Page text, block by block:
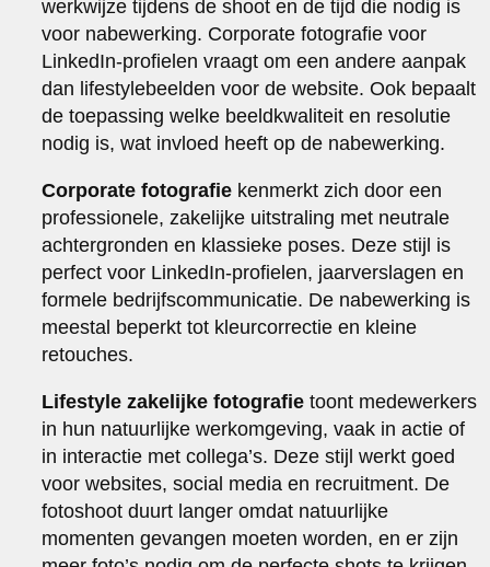
werkwijze tijdens de shoot en de tijd die nodig is
voor nabewerking. Corporate fotografie voor
LinkedIn-profielen vraagt om een andere aanpak
dan lifestylebeelden voor de website. Ook bepaalt
de toepassing welke beeldkwaliteit en resolutie
nodig is, wat invloed heeft op de nabewerking.
Corporate fotografie kenmerkt zich door een
professionele, zakelijke uitstraling met neutrale
achtergronden en klassieke poses. Deze stijl is
perfect voor LinkedIn-profielen, jaarverslagen en
formele bedrijfscommunicatie. De nabewerking is
meestal beperkt tot kleurcorrectie en kleine
retouches.
Lifestyle zakelijke fotografie toont medewerkers
in hun natuurlijke werkomgeving, vaak in actie of
in interactie met collega’s. Deze stijl werkt goed
voor websites, social media en recruitment. De
fotoshoot duurt langer omdat natuurlijke
momenten gevangen moeten worden, en er zijn